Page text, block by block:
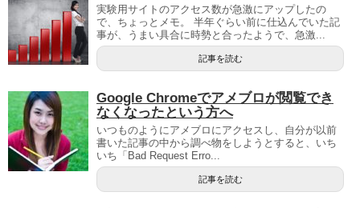
実験用サイトのアクセス数が急激にアップしたの
で、ちょっとメモ。 半年ぐらい前に仕込んでいた記
事が、うまい具合に時勢と合ったようで、急激...
記事を読む
Google Chromeでアメブロが閲覧でき
なくなったという方へ
いつものようにアメブロにアクセスし、自分が以前
書いた記事の中から調べ物をしようとすると、いち
いち「Bad Request Erro...
記事を読む